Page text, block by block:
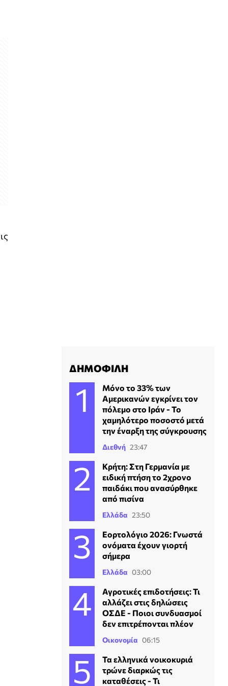
ΔΗΜΟΦΙΛΗ
Μόνο το 33% των
Αμερικανών εγκρίνει τον
πόλεμο στο Ιράν - Το
χαμηλότερο ποσοστό μετά
την έναρξη της σύγκρουσης
Διεθνή 23:47
Κρήτη: Στη Γερμανία με
ειδική πτήση το 2χρονο
παιδάκι που ανασύρθηκε
από πισίνα
Ελλάδα 23:50
Εορτολόγιο 2026: Γνωστά
ονόματα έχουν γιορτή
σήμερα
Ελλάδα 03:00
Αγροτικές επιδοτήσεις: Τι
αλλάζει στις δηλώσεις
ΟΣΔΕ - Ποιοι συνδυασμοί
δεν επιτρέπονται πλέον
Οικονομία 06:15
Τα ελληνικά νοικοκυριά
τρώνε διαρκώς τις
καταθέσεις - Τι